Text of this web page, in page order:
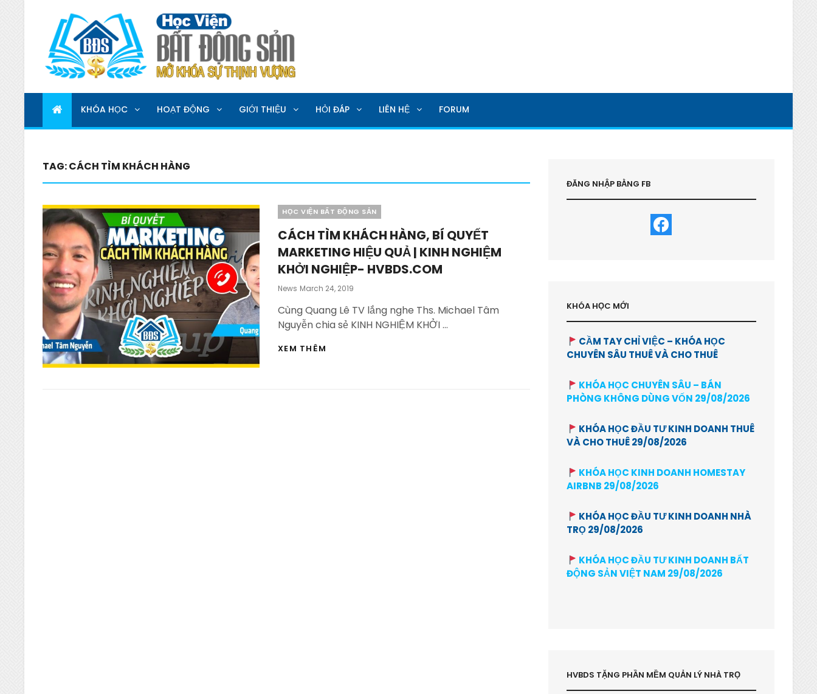
HỌC VIỆN BẤT ĐỘNG SẢN
MỞ KHOÁ SỰ THỊNH VƯỢNG
KHÓA HỌC HOẠT ĐỘNG GIỚI THIỆU HỎI ĐÁP LIÊN HỆ FORUM
TAG:CÁCH TÌM KHÁCH HÀNG
Categories
HỌC VIỆN BẤT ĐỘNG SẢN
CÁCH TÌM KHÁCH HÀNG, BÍ QUYẾT
MARKETING HIỆU QUẢ | KINH NGHIỆM
KHỞI NGHIỆP- HVBDS.COM
News Posted
March 24, 2019
Cùng Quang Lê TV lắng nghe Ths. Michael Tâm
Nguyễn chia sẻ KINH NGHIỆM KHỞI …
XEM THÊM
ĐĂNG NHẬP BẰNG FB
KHÓA HỌC MỚI
CẦM TAY CHỈ VIỆC – KHÓA HỌC
CHUYÊN SÂU THUÊ VÀ CHO THUÊ
KHÓA HỌC CHUYÊN SÂU – BÁN
PHÒNG KHÔNG DÙNG VỐN 29/08/2026
KHÓA HỌC ĐẦU TƯ KINH DOANH THUÊ
VÀ CHO THUÊ 29/08/2026
KHÓA HỌC KINH DOANH HOMESTAY
AIRBNB 29/08/2026
KHÓA HỌC ĐẦU TƯ KINH DOANH NHÀ
TRỌ 29/08/2026
KHÓA HỌC ĐẦU TƯ KINH DOANH BẤT
ĐỘNG SẢN VIỆT NAM 29/08/2026
HVBDS TẶNG PHẦN MỀM QUẢN LÝ NHÀ TRỌ